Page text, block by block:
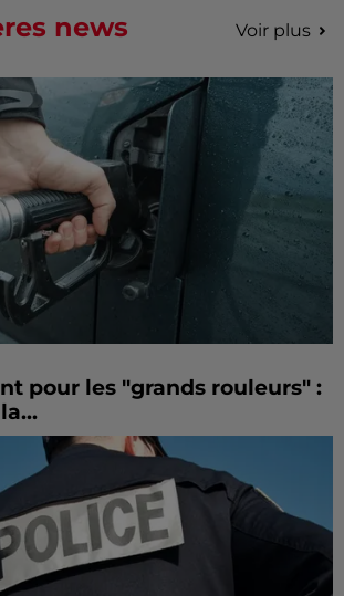
news Voir plus
pour les "grands rouleurs" :